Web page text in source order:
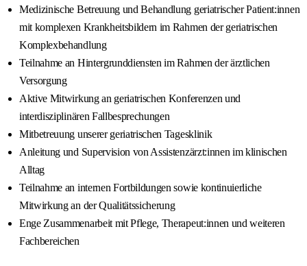
Medizinische Betreuung und Behandlung geriatrischer Patient:innen
mit komplexen Krankheitsbildern im Rahmen der geriatrischen
Komplexbehandlung
Teilnahme an Hintergrunddiensten im Rahmen der ärztlichen
Versorgung
Aktive Mitwirkung an geriatrischen Konferenzen und
interdisziplinären Fallbesprechungen
Mitbetreuung unserer geriatrischen Tagesklinik
Anleitung und Supervision von Assistenzärzt:innen im klinischen
Alltag
Teilnahme an internen Fortbildungen sowie kontinuierliche
Mitwirkung an der Qualitätssicherung
Enge Zusammenarbeit mit Pflege, Therapeut:innen und weiteren
Fachbereichen